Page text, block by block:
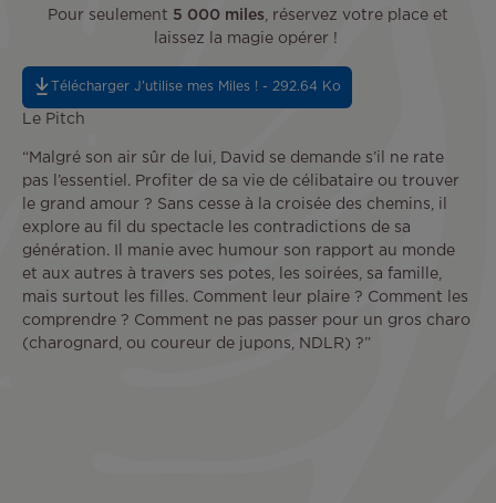
Pour seulement 5 000 miles , réservez votre place et
laissez la magie opérer !
Télécharger J'utilise mes Miles ! - 292.64 Ko
Le Pitch
“Malgré son air sûr de lui, David se demande s’il ne rate
pas l’essentiel. Profiter de sa vie de célibataire ou trouver
le grand amour ? Sans cesse à la croisée des chemins, il
explore au fil du spectacle les contradictions de sa
génération. Il manie avec humour son rapport au monde
et aux autres à travers ses potes, les soirées, sa famille,
mais surtout les filles. Comment leur plaire ? Comment les
comprendre ? Comment ne pas passer pour un gros charo
(charognard, ou coureur de jupons, NDLR) ?”